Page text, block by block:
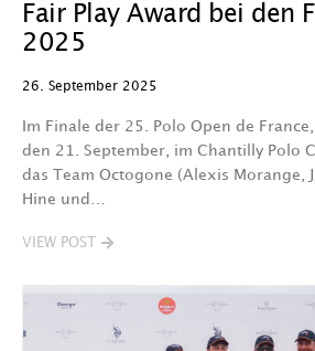
Fair Play Award bei den
2025
26. September 2025
Im Finale der 25. Polo Open de
den 21. September, im Chantilly Polo
das Team Octogone (Alexis Morange,
Hine und…
VIEW POST